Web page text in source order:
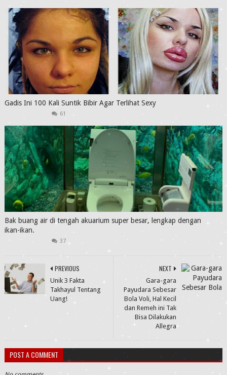
Gadis Ini 100 Kali Suntik Bibir Agar Terlihat Sexy
61
Bak buang air di tengah akuarium super besar, lengkap dengan
ikan-ikan.
37
NEXT
Gara-gara
Payudara Sebesar
Bola Voli, Hal Kecil
dan Remeh ini Tak
Bisa Dilakukan
Allegra
PREVIOUS
Unik 3 Fakta
Takhayul Tentang
Uang!
POST A COMMENT